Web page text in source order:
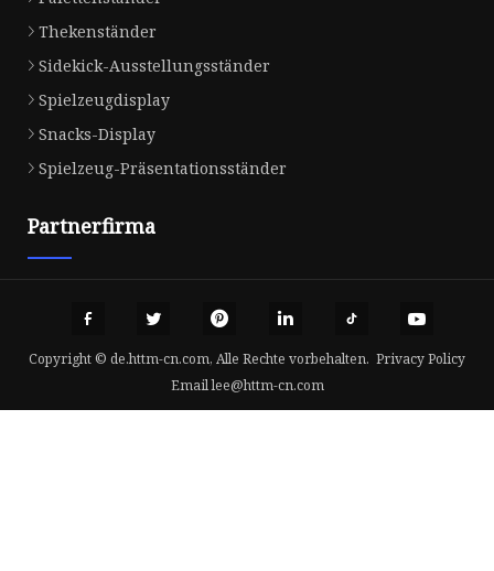
Thekenständer
Sidekick-Ausstellungsständer
Spielzeugdisplay
Snacks-Display
Spielzeug-Präsentationsständer
Partnerfirma
Copyright © de.httm-cn.com, Alle Rechte vorbehalten. Privacy Policy
Emaillee@httm-cn.com